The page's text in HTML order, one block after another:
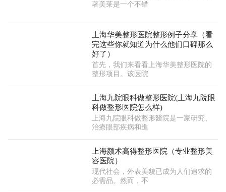
著美莱是一个不错
上海华美整形医院整形例子分享（看
完这些你就知道为什么他们口碑那么
好了）
首先，我们来看看上海华美整形医院的
整形项目。该医院
上海九院眼科做整形医院(上海九院眼
科做整形医院怎么样)
上海九院眼科做整形醫院是一家研究、
治療眼部疾病和進
上海颜术高得整形医院（专业整形美
容医院）
现代社会，外表美貌已成为人们追求的
必需品。然而，不